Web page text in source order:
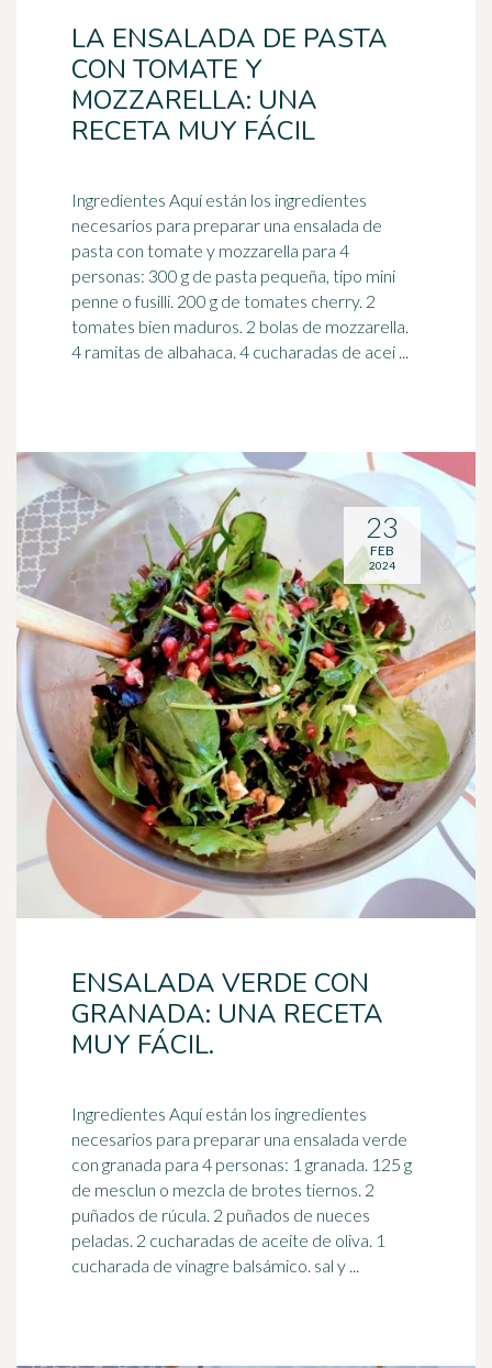
LA ENSALADA DE PASTA
CON TOMATE Y
MOZZARELLA: UNA
RECETA MUY FÁCIL
Ingredientes Aquí están los ingredientes
necesarios para preparar una ensalada de
pasta con tomate y mozzarella para 4
personas: 300 g de pasta pequeña, tipo mini
penne o fusilli. 200 g de tomates cherry. 2
tomates bien maduros. 2 bolas de mozzarella.
4 ramitas de albahaca. 4 cucharadas de acei ...
ENSALADA VERDE CON
GRANADA: UNA RECETA
MUY FÁCIL.
Ingredientes Aquí están los ingredientes
necesarios para preparar una ensalada verde
con granada para 4 personas: 1 granada. 125 g
de mesclun o mezcla de brotes tiernos. 2
puñados de rúcula. 2 puñados de nueces
peladas. 2 cucharadas de aceite de oliva. 1
cucharada de vinagre balsámico. sal y ...
23
FEB
2024